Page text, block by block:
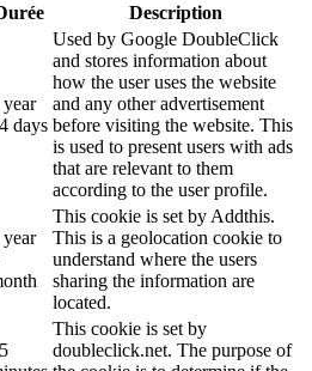
Description
year
days
Used by Google DoubleClick
and stores information about
how the user uses the website
and any other advertisement
before visiting the website. This
is used to present users with ads
that are relevant to them
according to the user profile.
year
This cookie is set by Addthis.
This is a geolocation cookie to
understand where the users
sharing the information are
located.
This cookie is set by
doubleclick.net. The purpose of